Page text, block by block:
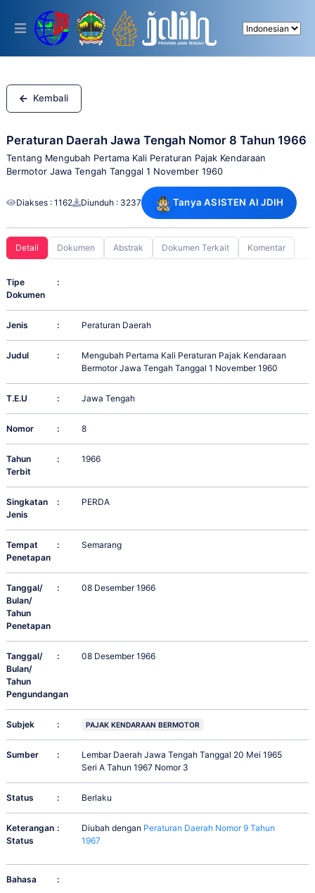
This
includes
accessibility
system.
Kembali
Peraturan Daerah Jawa Tengah Nomor 8 Tahun 1966
Tentang Mengubah Pertama Kali Peraturan Pajak Kendaraan
Bermotor Jawa Tengah Tanggal 1 November 1960
Diakses : 1162 Diunduh : 3237 Tanya ASISTEN AI JDIH
Detail Dokumen Abstrak Dokumen Terkait Komentar
Tipe
Dokumen
:
Jenis : Peraturan Daerah
Judul :
Mengubah Pertama Kali Peraturan Pajak Kendaraan
Bermotor Jawa Tengah Tanggal 1 November 1960
T.E.U : Jawa Tengah
Nomor : 8
Tahun
Terbit
: 1966
Singkatan
Jenis
: PERDA
Tempat
Penetapan
: Semarang
Tanggal/
Bulan/
Tahun
Penetapan
: 08 Desember 1966
Tanggal/
Bulan/
Tahun
Pengundangan
: 08 Desember 1966
Subjek : PAJAK KENDARAAN BERMOTOR
Sumber :
Lembar Daerah Jawa Tengah Tanggal 20 Mei 1965
Seri A Tahun 1967 Nomor 3
Status : Berlaku
Keterangan
Status
: Diubah dengan Peraturan Daerah Nomor 9 Tahun
1967
Bahasa :